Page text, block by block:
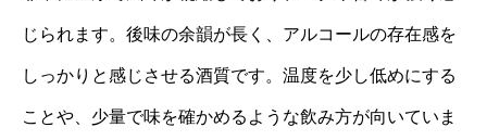
じられます。後味の余韻が長く、アルコールの存在感を
しっかりと感じさせる酒質です。温度を少し低めにする
ことや、少量で味を確かめるような飲み方が向いていま